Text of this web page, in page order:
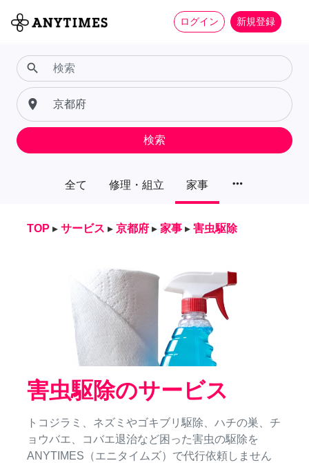
ログイン 新規登録
全て 修理・組立 家事 more_horiz
search
place
検索
TOP ▸ サービス ▸ 京都府 ▸ 家事 ▸ 害虫駆除
害虫駆除のサービス
トコジラミ、ネズミやゴキブリ駆除、ハチの巣、チ
ョウバエ、コバエ退治など困った害虫の駆除を
ANYTIMES（エニタイムズ）で代行依頼しません